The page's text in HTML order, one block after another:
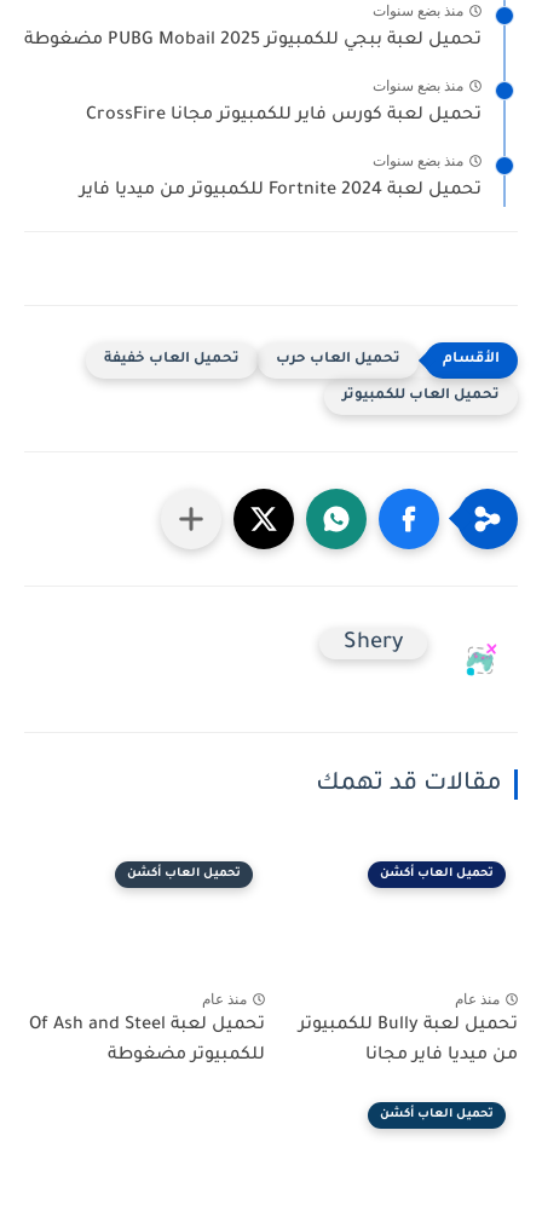
منذ بضع سنوات
تحميل لعبة ببجي للكمبيوتر 2025 PUBG Mobail مضغوطة
منذ بضع سنوات
تحميل لعبة كورس فاير للكمبيوتر مجانا CrossFire
منذ بضع سنوات
تحميل لعبة Fortnite 2024 للكمبيوتر من ميديا فاير
تحميل العاب حرب تحميل العاب خفيفة
تحميل العاب للكمبيوتر
Shery
مقالات قد تهمك
تحميل العاب أكشن
منذ عام
تحميل لعبة Bully للكمبيوتر
من ميديا فاير مجانا
تحميل العاب أكشن
منذ عام
تحميل لعبة Of Ash and Steel
للكمبيوتر مضغوطة
تحميل العاب أكشن